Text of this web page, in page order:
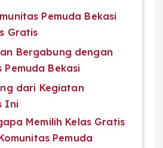
Pemuda Bekasi
Gratis
Bergabung dengan
Pemuda Bekasi
dari Kegiatan
Ini
Memilih Kelas Gratis
Pemuda